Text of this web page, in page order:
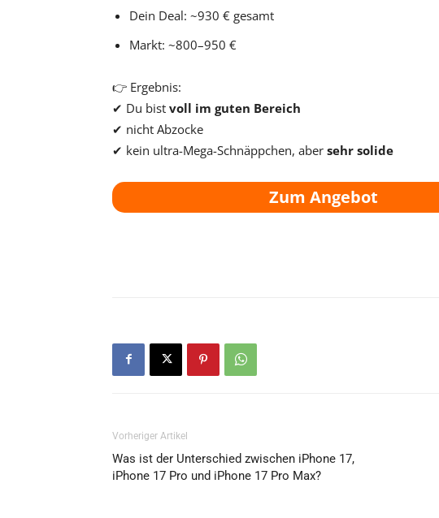
Dein Deal: ~930 € gesamt
Markt: ~800–950 €
👉 Ergebnis:
✔ Du bist voll im guten Bereich
✔ nicht Abzocke
✔ kein ultra-Mega-Schnäppchen, aber sehr solide
Zum Angebot
Vorheriger Artikel
Was ist der Unterschied zwischen iPhone 17,
iPhone 17 Pro und iPhone 17 Pro Max?